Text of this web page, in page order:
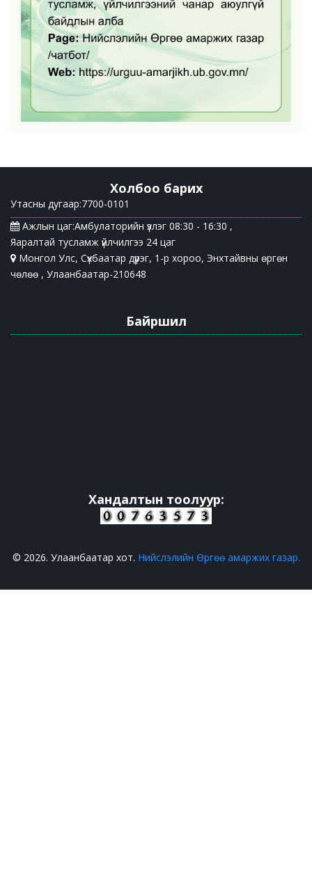
Холбоо барих
Утасны дугаар:7700-0101
Ажлын цаг:Амбулаторийн үзлэг 08:30 - 16:30 ,
Яаралтай тусламж үйлчилгээ 24 цаг
Монгол Улс, Сүхбаатар дүүрэг, 1-р хороо, Энхтайвны өргөн
чөлөө , Улаанбаатар-210648
Байршил
Хандалтын тоолуур:
© 2026. Улаанбаатар хот. Нийслэлийн Өргөө амаржих газар.